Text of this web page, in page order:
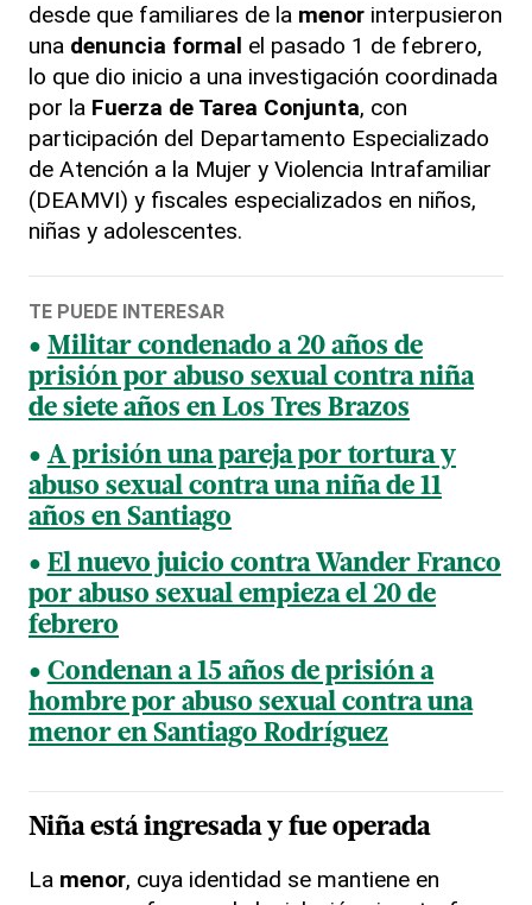
desde que familiares de la menor interpusieron
una denuncia formal el pasado 1 de febrero,
lo que dio inicio a una investigación coordinada
por la Fuerza de Tarea Conjunta, con
participación del Departamento Especializado
de Atención a la Mujer y Violencia Intrafamiliar
(DEAMVI) y fiscales especializados en niños,
niñas y adolescentes.
TE PUEDE INTERESAR
Militar condenado a 20 años de
prisión por abuso sexual contra niña
de siete años en Los Tres Brazos
A prisión una pareja por tortura y
abuso sexual contra una niña de 11
años en Santiago
El nuevo juicio contra Wander Franco
por abuso sexual empieza el 20 de
febrero
Condenan a 15 años de prisión a
hombre por abuso sexual contra una
menor en Santiago Rodríguez
Niñaestá ingresada y fue operada
La menor, cuya identidad se mantiene en